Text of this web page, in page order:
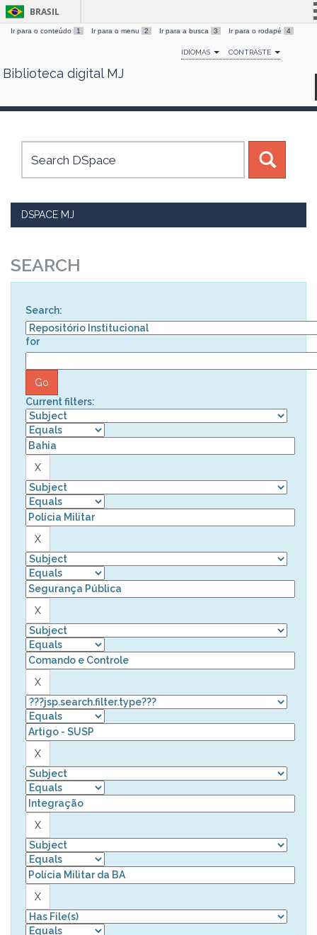
Skip
BRASIL
Simplifique!
Comunica BR
Canais
Ir para o conteúdo 1 Ir para o menu 2 Ir para a busca 3 Ir para o rodapé 4
IDIOMAS CONTRASTE
Biblioteca digital MJ
DSPACE MJ
SEARCH
Search:
for
Current filters: